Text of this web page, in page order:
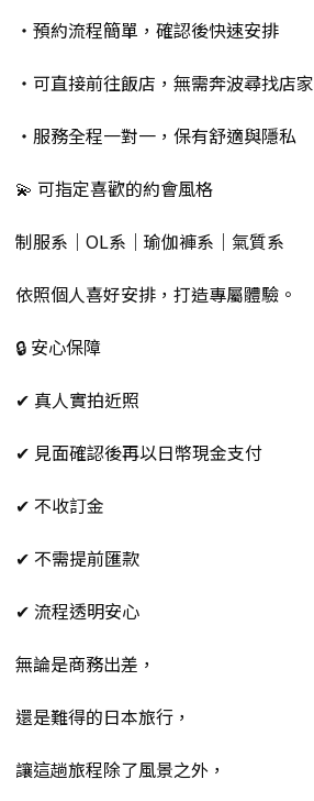
・預約流程簡單，確認後快速安排
・可直接前往飯店，無需奔波尋找店家
・服務全程一對一，保有舒適與隱私
💫 可指定喜歡的約會風格
制服系｜OL系｜瑜伽褲系｜氣質系
依照個人喜好安排，打造專屬體驗。
🔒 安心保障
✔ 真人實拍近照
✔ 見面確認後再以日幣現金支付
✔ 不收訂金
✔ 不需提前匯款
✔ 流程透明安心
無論是商務出差，
還是難得的日本旅行，
讓這趟旅程除了風景之外，